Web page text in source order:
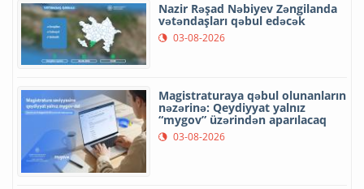
Nazir Rəşad Nəbiyev Zəngilanda
vətəndaşları qəbul edəcək
03-08-2026
Magistraturaya qəbul olunanların
nəzərinə: Qeydiyyat yalnız
“mygov” üzərindən aparılacaq
03-08-2026